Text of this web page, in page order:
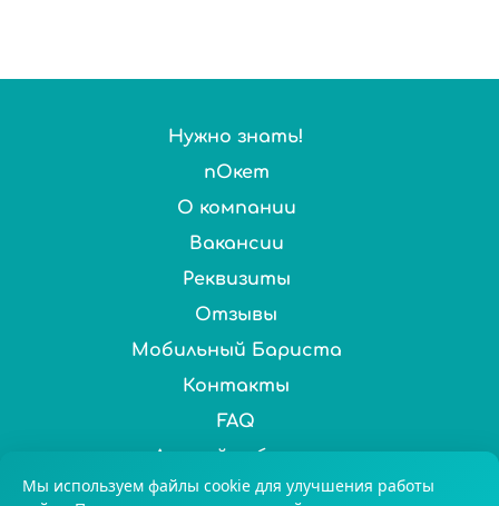
Нужно знать!
пОкет
О компании
Вакансии
Реквизиты
Отзывы
Мобильный Бариста
Контакты
FAQ
Личный кабинет
Мы используем файлы cookie для улучшения работы